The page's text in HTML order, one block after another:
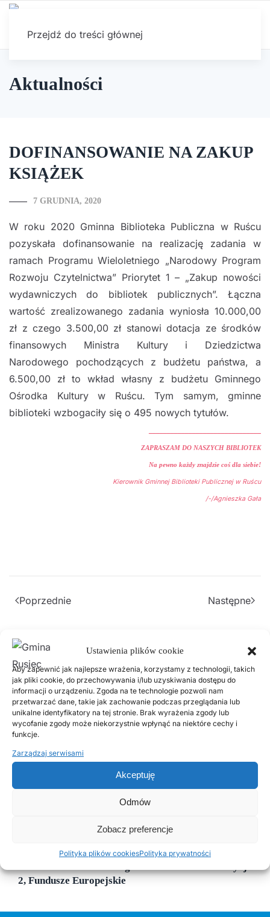
Ustawienia plików cookie
Aby zapewnić jak najlepsze wrażenia, korzystamy z technologii, takich
jak pliki cookie, do przechowywania i/lub uzyskiwania dostępu do
informacji o urządzeniu. Zgoda na te technologie pozwoli nam
przetwarzać dane, takie jak zachowanie podczas przeglądania lub
unikalne identyfikatory na tej stronie. Brak wyrażenia zgody lub
wycofanie zgody może niekorzystnie wpłynąć na niektóre cechy i
funkcje.
Zarządzaj serwisami
Akceptuję
Odmów
Zobacz preferencje
Polityka plików cookiesPolityka prywatności
Przejdź do treści głównej
Aktualności
DOFINANSOWANIE NA ZAKUP
KSIĄŻEK
7 GRUDNIA, 2020
W roku 2020 Gminna Biblioteka Publiczna w Ruścu
pozyskała dofinansowanie na realizację zadania w
ramach Programu Wieloletniego „Narodowy Program
Rozwoju Czytelnictwa” Priorytet 1 – „Zakup nowości
wydawniczych do bibliotek publicznych”. Łączna
wartość zrealizowanego zadania wyniosła 10.000,00
zł z czego 3.500,00 zł stanowi dotacja ze środków
finansowych Ministra Kultury i Dziedzictwa
Narodowego pochodzących z budżetu państwa, a
6.500,00 zł to wkład własny z budżetu Gminnego
Ośrodka Kultury w Ruścu. Tym samym, gminne
biblioteki wzbogaciły się o 495 nowych tytułów.
ZAPRASZAM DO NASZYCH BIBLIOTEK
Na pewno każdy znajdzie coś dla siebie!
Kierownik Gminnej Biblioteki Publicznej w Ruścu
/-/Agnieszka Gała
Poprzednie Następne
Popularne wpisy
2 LUTEGO, 2026
PSZOK Rusiec – godziny otwarcia, lokalizacja i
zasady przyjmowania odpadów
Harmonogram odbioru odpadów komunalnych w 2026
30 CZERWCA, 2026
2, Fundusze Europejskie